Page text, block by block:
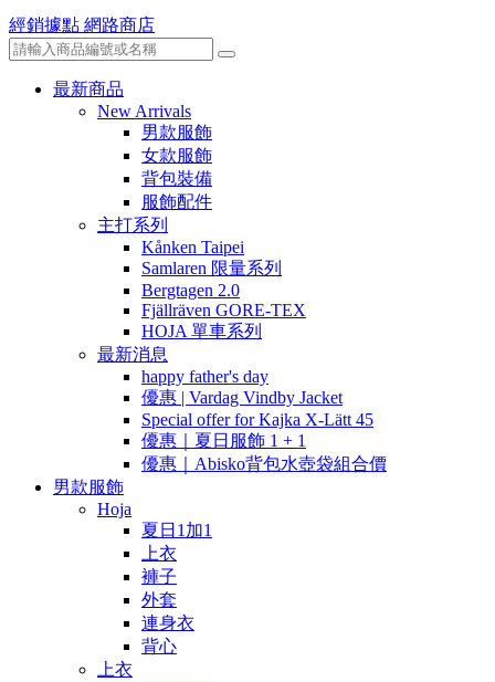
經銷據點 網路商店
最新商品
New Arrivals
男款服飾
女款服飾
背包裝備
服飾配件
主打系列
Kånken Taipei
Samlaren 限量系列
Bergtagen 2.0
Fjällräven GORE-TEX
HOJA 單車系列
最新消息
happy father's day
優惠 | Vardag Vindby Jacket
Special offer for Kajka X-Lätt 45
優惠｜夏日服飾 1 + 1
優惠｜Abisko背包水壺袋組合價
男款服飾
Hoja
夏日1加1
上衣
褲子
外套
連身衣
背心
上衣